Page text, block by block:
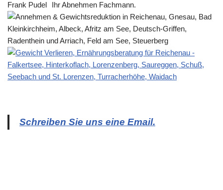
Frank Pudel Ihr Abnehmen Fachmann.
Schreiben Sie uns eine Email.